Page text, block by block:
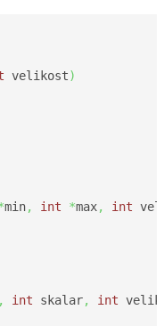
velikost)
min, int *max, int
, int skalar, int